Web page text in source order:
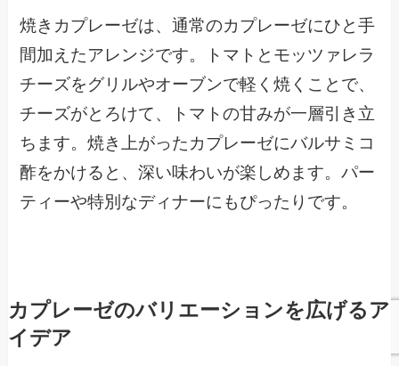
焼きカプレーゼは、通常のカプレーゼにひと手
間加えたアレンジです。トマトとモッツァレラ
チーズをグリルやオーブンで軽く焼くことで、
チーズがとろけて、トマトの甘みが一層引き立
ちます。焼き上がったカプレーゼにバルサミコ
酢をかけると、深い味わいが楽しめます。パー
ティーや特別なディナーにもぴったりです。
カプレーゼのバリエーションを広げるア
イデア